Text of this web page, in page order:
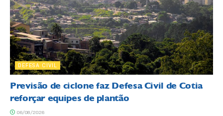
DEFESA CIVIL
Previsão de ciclone faz Defesa Civil de Cotia
reforçar equipes de plantão
06/08/2026